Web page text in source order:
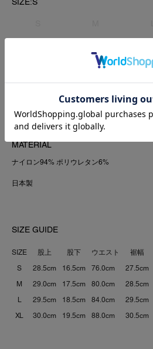
SOLD OUT
MATERIAL
ナイロン94% ポリウレタン6%
日本製
SIZE GUIDE
SIZE 股上 股下 ウエスト
裾幅
S
28.5cm 16.5cm 76.0cm
27.5cm
M
29.0cm 17.5cm 80.0cm
28.5cm
L
29.5cm 18.5cm 84.0cm
29.5cm
XL
30.0cm 19.5cm 88.0cm 30.5cm